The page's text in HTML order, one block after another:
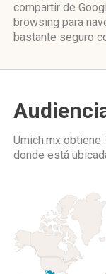
compartir de
browsing para
bastante seguro
Umich.mx obtiene
donde está